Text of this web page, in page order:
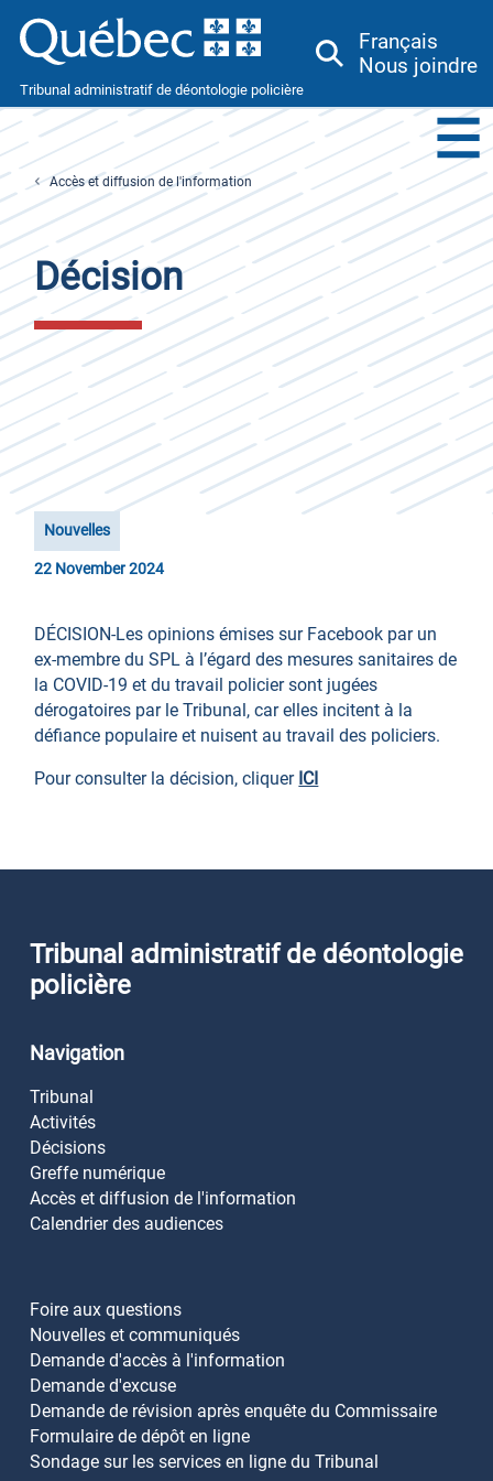
Tribunal administratif de déontologie policière
Français
Nous joindre
Menu
Toggle
Accès et diffusion de l'information
Décision
Nouvelles
22 November 2024
DÉCISION-Les opinions émises sur Facebook par un
ex-membre du SPL à l’égard des mesures sanitaires de
la COVID-19 et du travail policier sont jugées
dérogatoires par le Tribunal, car elles incitent à la
défiance populaire et nuisent au travail des policiers.
Pour consulter la décision, cliquer ICI
Tribunal administratif de déontologie
policière
Navigation
Tribunal
Activités
Décisions
Greffe numérique
Accès et diffusion de l'information
Calendrier des audiences
Foire aux questions
Nouvelles et communiqués
Demande d'accès à l'information
Demande d'excuse
Demande de révision après enquête du Commissaire
Formulaire de dépôt en ligne
Sondage sur les services en ligne du Tribunal